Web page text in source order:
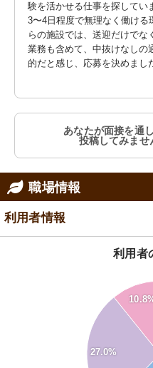
験を活かせる仕事を探してい
3〜4日程度で無理なく働け
らの施設では、送迎だけでな
業務も含めて、中抜けなしの
的だと感じ、応募を決めまし
あなたが面接を通
投稿してみませ
職場情報
利用者情報
利用者
27.0%